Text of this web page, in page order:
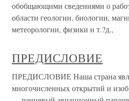
обобщающими сведениями о
области геологии, биологии,
метеорологии, физики и т.?д.,
ПРЕДИСЛОВИЕ
ПРЕДИСЛОВИЕ Наша страна
многочисленных открытий и